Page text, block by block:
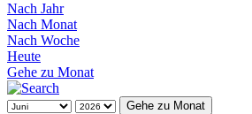
Nach Jahr
Nach Monat
Nach Woche
Heute
Gehe zu Monat
Gehe zu Monat